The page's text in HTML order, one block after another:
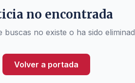
no encontrada
buscas no existe o ha sido
Volver a portada